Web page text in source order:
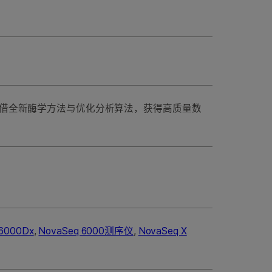
全新酶学方法与优化分析算法，获得高质量数
, NovaSeq 6000测序仪, NovaSeq X